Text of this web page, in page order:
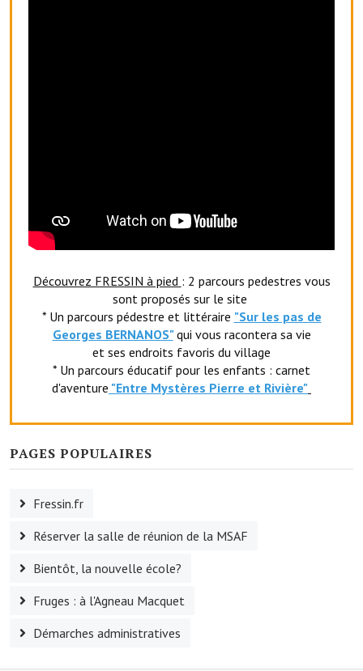
La troupe théâtrale de l'Avenir Fressinois
L'association du château
Le foyer rural
Le club de l'amitié
Le comité des fêtes
L'association Avotra-France
Le foyer de la Planquette
L'association des anciens sapeurs-pompiers volontaires
Village sportif
L'US Crequy Fressin
La société de chasse
Découvrez FRESSIN à pied : 2 parcours pedestres vous
sont proposés sur le site
* Un parcours pédestre et littéraire "Sur les pas de
Georges BERNANOS" qui vous racontera sa vie
et ses endroits favoris du village
* Un parcours éducatif pour les enfants : carnet
d'aventure "Entre Mystères Pierre et Rivière"
PAGES POPULAIRES
Fressin.fr
Réserver la salle de réunion de la MSAF
Bientôt, la nouvelle école?
Fruges : à l'Agneau Macquet
Démarches administratives